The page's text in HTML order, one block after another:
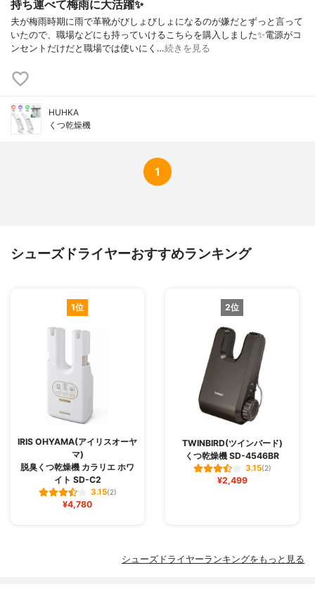
持ち運べて梅雨に大活躍✨
夫が梅雨時期に雨で革靴がびしょびしょになるのが嫌だとずっと言って
いたので、職場などにも持っていけるこちらを購入しました✨電源がコ
ンセントだけだと職場では使いにく…続きを見る
HUHKA
くつ乾燥機
1
シューズドライヤーおすすめランキング
1位
IRIS OHYAMA(アイリスオーヤ
マ)
脱臭くつ乾燥機 カラリエ ホワ
イト SD-C2
3.15(2)
¥4,780
2位
TWINBIRD(ツインバード)
くつ乾燥機 SD-4546BR
3.15(2)
¥2,499
シューズドライヤーランキングをもっと見る